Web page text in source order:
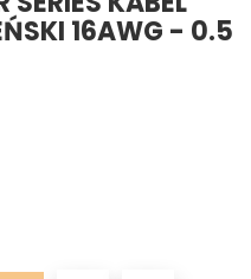
16AWG - 0.5